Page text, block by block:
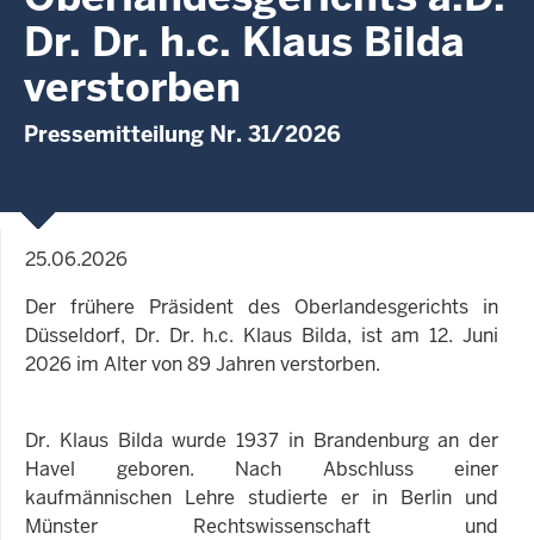
Dr. Dr. h.c. Klaus Bilda
verstorben
Pressemitteilung Nr. 31/2026
25.06.2026
Der frühere Präsident des Oberlandesgerichts in
Düsseldorf, Dr. Dr. h.c. Klaus Bilda, ist am 12. Juni
2026 im Alter von 89 Jahren verstorben.
Dr. Klaus Bilda wurde 1937 in Brandenburg an der
Havel geboren. Nach Abschluss einer
kaufmännischen Lehre studierte er in Berlin und
Münster Rechtswissenschaft und